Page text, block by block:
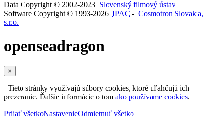
Data Copyright © 2002-2023 Slovenský filmový ústav
Software Copyright © 1993-2026 IPAC - Cosmotron Slovakia,
s.r.o.
openseadragon
×
Tieto stránky využívajú súbory cookies, ktoré uľahčujú ich
prezeranie. Ďalšie informácie o tom ako používame cookies.
Prijať všetkoNastavenieOdmietnuť všetko